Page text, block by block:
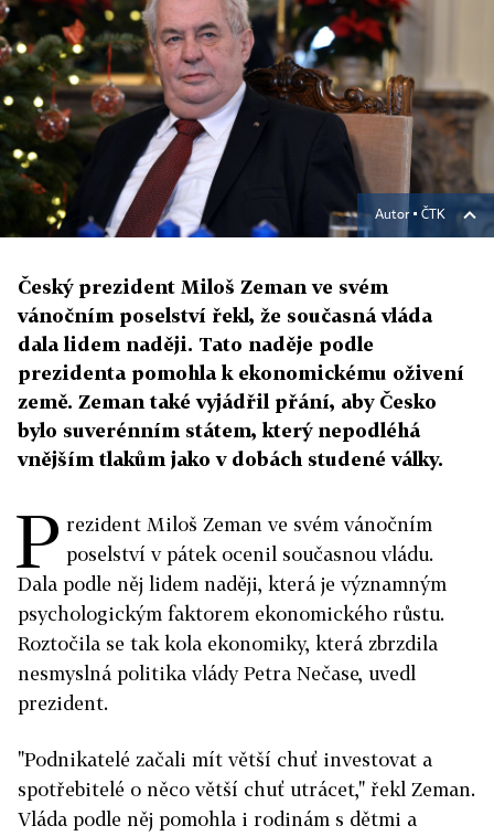
Autor ▪ ČTK
Český prezident Miloš Zeman ve svém
vánočním poselství řekl, že současná vláda
dala lidem naději. Tato naděje podle
prezidenta pomohla k ekonomickému oživení
země. Zeman také vyjádřil přání, aby Česko
bylo suverénním státem, který nepodléhá
vnějším tlakům jako v dobách studené války.
P rezident Miloš Zeman ve svém vánočním
poselství v pátek ocenil současnou vládu.
Dala podle něj lidem naději, která je významným
psychologickým faktorem ekonomického růstu.
Roztočila se tak kola ekonomiky, která zbrzdila
nesmyslná politika vlády Petra Nečase, uvedl
prezident.
"Podnikatelé začali mít větší chuť investovat a
spotřebitelé o něco větší chuť utrácet," řekl Zeman.
Vláda podle něj pomohla i rodinám s dětmi a